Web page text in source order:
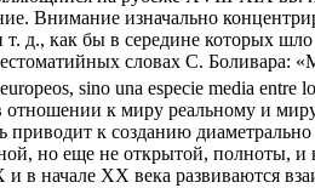
Внимание изначально
д., как бы в середине которых
словах С.
sino una especie media entre
отношении к миру реальному и
приводит к созданию
но еще не открытой, полноты, и
начале ХХ века развиваются